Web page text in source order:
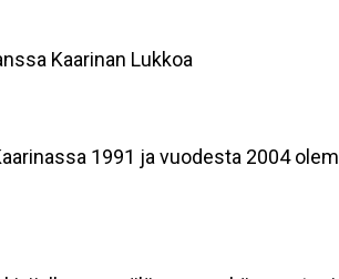
Kaarinan Lukkoa
1991 ja vuodesta 2004